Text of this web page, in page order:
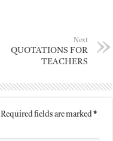
Next
QUOTATIONS FOR
TEACHERS
Required fields are marked*